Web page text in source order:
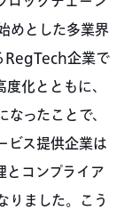
めとした多業界
RegTech企業で
化とともに、
ったことで、
ビス提供企業は
とコンプライア
りました。こう